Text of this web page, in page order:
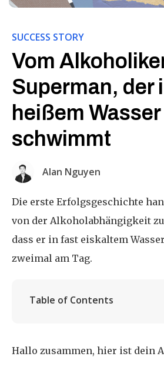
SUCCESS STORY
Vom
Superman, der
heißem Wasser
schwimmt
Alan Nguyen
Die erste Erfolgsgeschichte
von der Alkoholabhängigkeit
dass er in fast eiskaltem
zweimal am Tag.
Table of Contents
Hallo zusammen, hier ist dein